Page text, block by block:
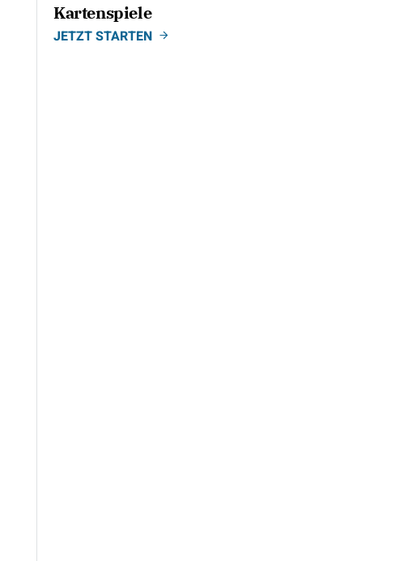
Kartenspiele
JETZT STARTEN